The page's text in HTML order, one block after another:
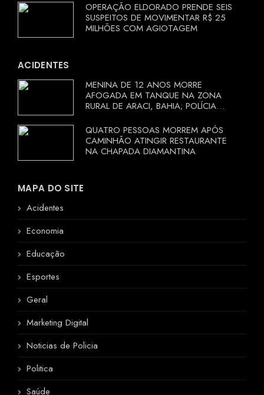
OPERAÇÃO ELDORADO PRENDE SEIS
SUSPEITOS DE MOVIMENTAR R$ 25
MILHÕES COM AGIOTAGEM
ACIDENTES
MENINA DE 12 ANOS MORRE
AFOGADA EM TANQUE NA ZONA
RURAL DE ARACI, BAHIA; POLÍCIA
QUATRO PESSOAS MORREM APÓS
CAMINHÃO ATINGIR RESTAURANTE
NA CHAPADA DIAMANTINA
MAPA DO SITE
Acidentes
Economia
Educação
Esportes
Geral
Marketing Digital
Noticias de Policia
Politica
Saúde